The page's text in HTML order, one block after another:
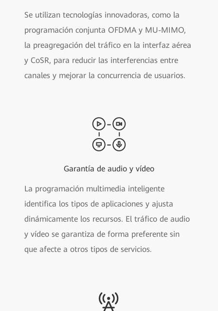
Se utilizan tecnologías innovadoras, como la
programación conjunta OFDMA y MU-MIMO,
la preagregación del tráfico en la interfaz aérea
y CoSR, para reducir las interferencias entre
canales y mejorar la concurrencia de usuarios.
Garantía de audio y vídeo
La programación multimedia inteligente
identifica los tipos de aplicaciones y ajusta
dinámicamente los recursos. El tráfico de audio
y vídeo se garantiza de forma preferente sin
que afecte a otros tipos de servicios.